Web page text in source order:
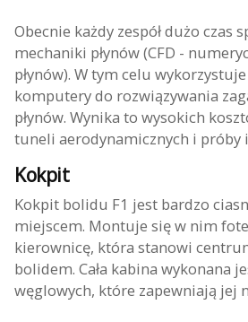
Obecnie każdy zespół dużo czas
mechaniki płynów (CFD -
płynów). W tym celu
komputery do rozwiązywania
płynów. Wynika to wysokich
tuneli aerodynamicznych i próby
Kokpit
Kokpit bolidu F1 jest bardzo
miejscem. Montuje się w nim
kierownicę, która stanowi
bolidem. Cała kabina wykonana
węglowych, które zapewniają jej